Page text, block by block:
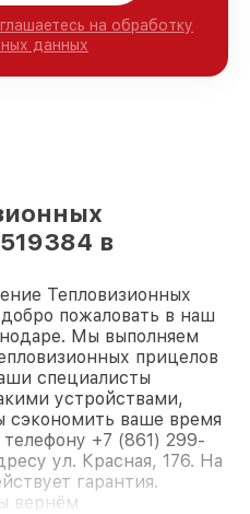
на обработку
данных
в
Тепловизионных
пожаловать в наш
Мы выполняем
прицелов
специалисты
устройствами,
сэкономить ваше время
+7 (861) 299-
ул. Красная, 176. На
гарантия.
вернём